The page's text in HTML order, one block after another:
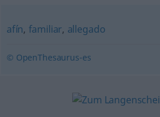
afín, familiar, allegado
© OpenThesaurus-es